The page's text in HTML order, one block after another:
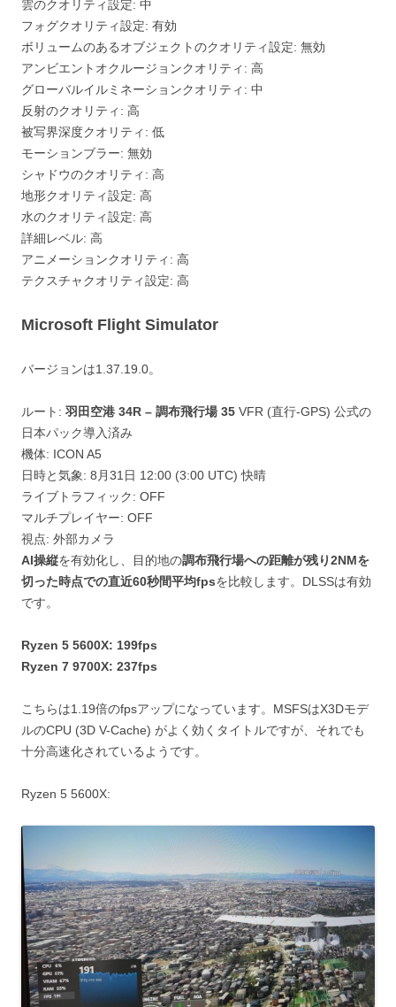
雲のクオリティ設定: 中
フォグクオリティ設定: 有効
ボリュームのあるオブジェクトのクオリティ設定: 無効
アンビエントオクルージョンクオリティ: 高
グローバルイルミネーションクオリティ: 中
反射のクオリティ: 高
被写界深度クオリティ: 低
モーションブラー: 無効
シャドウのクオリティ: 高
地形クオリティ設定: 高
水のクオリティ設定: 高
詳細レベル: 高
アニメーションクオリティ: 高
テクスチャクオリティ設定: 高
Microsoft Flight Simulator
バージョンは1.37.19.0。
ルート: 羽田空港 34R – 調布飛行場 35 VFR (直行-GPS) 公式の
日本パック導入済み
機体: ICON A5
日時と気象: 8月31日 12:00 (3:00 UTC) 快晴
ライブトラフィック: OFF
マルチプレイヤー: OFF
視点: 外部カメラ
AI操縦を有効化し、目的地の調布飛行場への距離が残り2NMを
切った時点での直近60秒間平均fpsを比較します。DLSSは有効
です。
Ryzen 5 5600X: 199fps
Ryzen 7 9700X: 237fps
こちらは1.19倍のfpsアップになっています。MSFSはX3Dモデ
ルのCPU (3D V-Cache) がよく効くタイトルですが、それでも
十分高速化されているようです。
Ryzen 5 5600X: